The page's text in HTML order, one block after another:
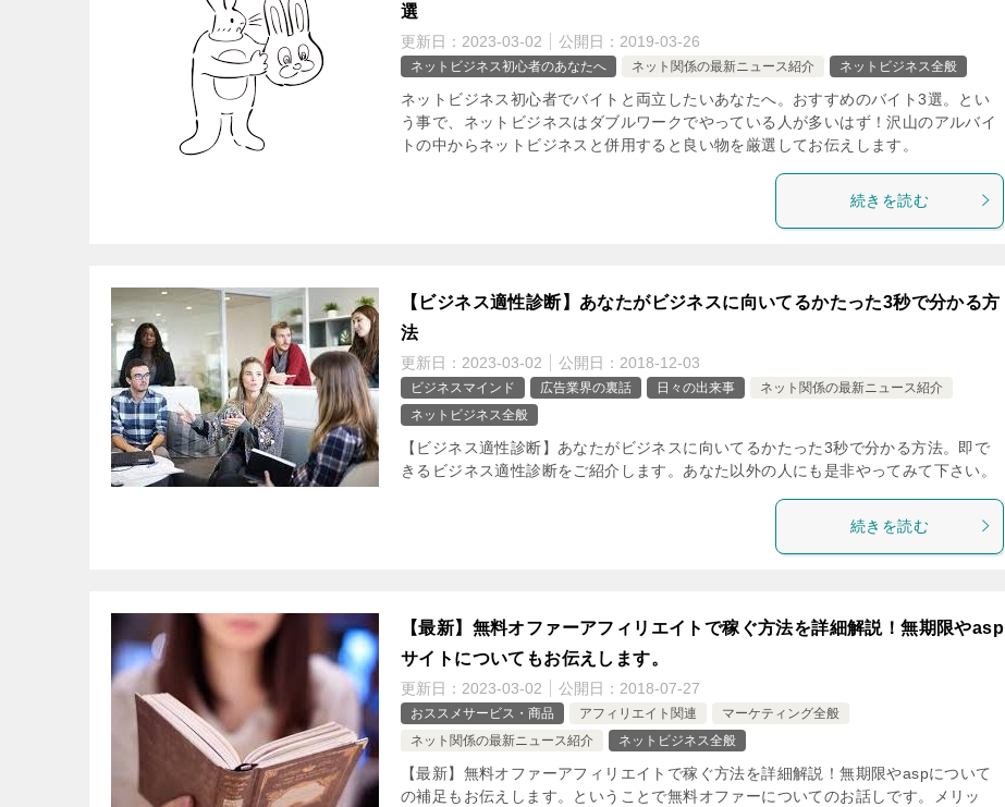
選
更新日： 2023-03-02 公開日： 2019-03-26
ネットビジネス初心者のあなたへ ネット関係の最新ニュース紹介 ネットビジネス全般
ネットビジネス初心者でバイトと両立したいあなたへ。おすすめのバイト3選。とい
う事で、ネットビジネスはダブルワークでやっている人が多いはず！沢山のアルバイ
トの中からネットビジネスと併用すると良い物を厳選してお伝えします。
続きを読む
【ビジネス適性診断】あなたがビジネスに向いてるかたった3秒で分かる方
法
更新日： 2023-03-02 公開日： 2018-12-03
ビジネスマインド 広告業界の裏話 日々の出来事
ネット関係の最新ニュース紹介
ネットビジネス全般
【ビジネス適性診断】あなたがビジネスに向いてるかたった3秒で分かる方法。即で
きるビジネス適性診断をご紹介します。あなた以外の人にも是非やってみて下さい。
続きを読む
【最新】無料オファーアフィリエイトで稼ぐ方法を詳細解説！無期限やasp
サイトについてもお伝えします。
更新日： 2023-03-02 公開日： 2018-07-27
おススメサービス・商品 アフィリエイト関連
マーケティング全般
ネット関係の最新ニュース紹介
ネットビジネス全般
【最新】無料オファーアフィリエイトで稼ぐ方法を詳細解説！無期限やaspについて
の補足もお伝えします。ということで無料オファーについてのお話しです。メリッ